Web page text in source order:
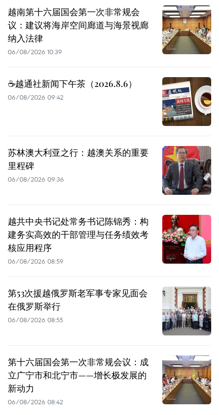
越南第十六届国会第一次非常规会
议：建议将海岸空间廊道与海景视廊
纳入法律
06/08/2026 10:39
☕️越通社新闻下午茶（2026.8.6）
06/08/2026 09:42
苏林澳大利亚之行：越澳关系的重要
里程碑
06/08/2026 09:36
越共中央书记处常务书记陈锦秀：构
建务实高效的干部管理与任务绩效考
核应用程序
06/08/2026 08:59
第53次援越俄罗斯老军事专家见面会
在俄罗斯举行
06/08/2026 08:55
第十六届国会第一次非常规会议：成
立广宁市和北宁市——增长极发展的
新动力
06/08/2026 08:42